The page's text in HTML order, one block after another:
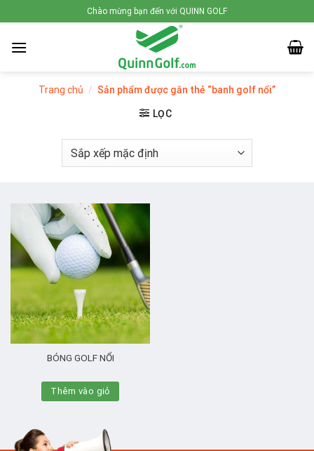
to
content
Chào mừng bạn đến với QUINN GOLF
Trang chủ / Sản phẩm được gắn thẻ “banh golf nổi”
LỌC
BÓNG GOLF NỔI
Thêm vào giỏ